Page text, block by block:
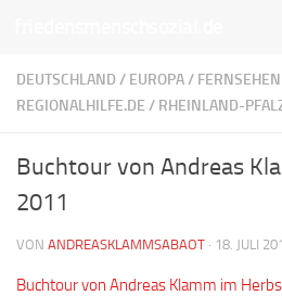
DEUTSCHLAND / EUROPA/ FERNSEHEN
REGIONALHILFE.DE / RHEINLAND-
Buchtour von Andreas
2011
VON ANDREASKLAMMSABAOT · 18. JULI
Buchtour von Andreas Klamm im